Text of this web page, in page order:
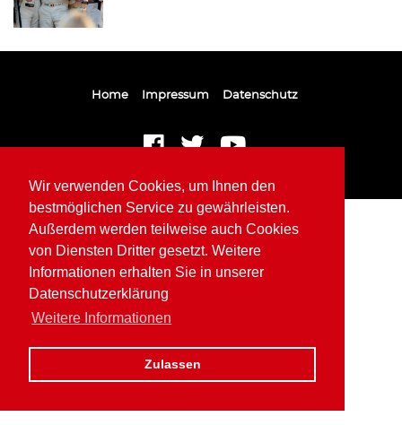
Wir verwenden Cookies, um Ihnen den
bestmöglichen Service zu gewährleisten.
Außerdem werden teilweise auch Cookies
von Diensten Dritter gesetzt. Weitere
Informationen erhalten Sie in unserer
Datenschutzerklärung
Weitere Informationen
Zulassen
Home Impressum Datenschutz